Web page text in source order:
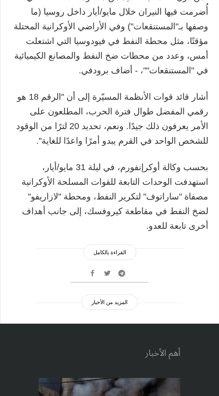
أُضرمت فيها النيران خلال مايو/أيار داخل روسيا (ما
وصفها بـ"المستنقعات") وفي الأراضي الأوكرانية المحتلة
مؤقتًا، مثل محطة النفط في فيودوسيا التي اشتعلت
أمس، وعدد من محطات ضخ النفط والمصانع الكيميائية
في "المستنقعات""، - أضاف برودفي.
أشار قائد قوات الأنظمة المسيّرة إلى أن "الرقم 18 هو
رقمي المفضل طوال فترة الحرب، المطلعون على
الأمر يعرفون ذلك جيدًا. ونعم، تحديد 20 لترًا من الوقود
للشخص الواحد في القرم يبدو أمرًا واعدًا للغاية".
بحسب وكالة أوكرإنفورم، في ليلة 31 مايو/أيار،
استهدفت الوحدات التابعة للقوات المسلحة الأوكرانية
مصفاة "ساراتوف" لتكرير النفط، ومحطة "لازاريفو"
لضخ النفط في مقاطعة كيروفسك، إلى جانب أهداف
أخرى تابعة للعدو.
القراءة بالكامل
المزيد من الأخبار
أهم الأخبار